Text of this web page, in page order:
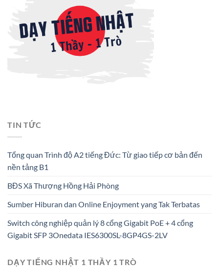
TIN TỨC
Tổng quan Trình độ A2 tiếng Đức: Từ giao tiếp cơ bản đến
nền tảng B1
BĐS Xã Thượng Hồng Hải Phòng
Sumber Hiburan dan Online Enjoyment yang Tak Terbatas
Switch công nghiệp quản lý 8 cổng Gigabit PoE + 4 cổng
Gigabit SFP 3Onedata IES6300SL-8GP4GS-2LV
DẠY TIẾNG NHẬT 1 THẦY 1 TRÒ